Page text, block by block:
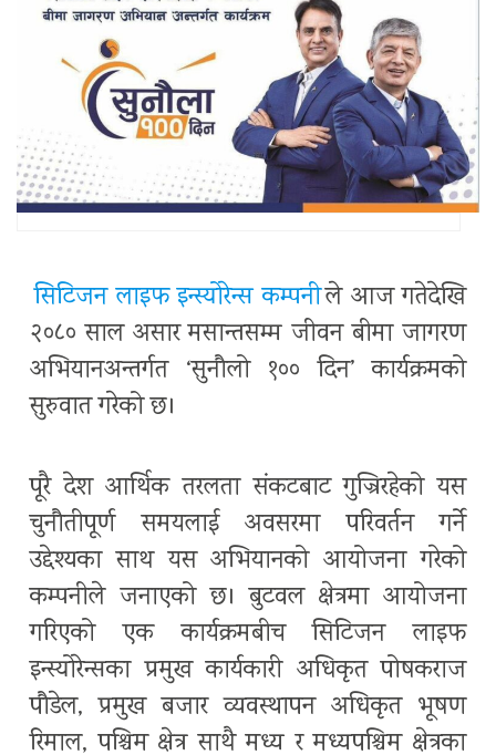
सिटिजन लाइफ इन्स्योरेन्स कम्पनीले आज गतेदेखि
२०८० साल असार मसान्तसम्म जीवन बीमा जागरण
अभियानअन्तर्गत ‘सुनौलो १०० दिन’ कार्यक्रमको
सुरुवात गरेको छ।
पूरै देश आर्थिक तरलता संकटबाट गुज्रिरहेको यस
चुनौतीपूर्ण समयलाई अवसरमा परिवर्तन गर्ने
उद्देश्यका साथ यस अभियानको आयोजना गरेको
कम्पनीले जनाएको छ। बुटवल क्षेत्रमा आयोजना
गरिएको एक कार्यक्रमबीच सिटिजन लाइफ
इन्स्योरेन्सका प्रमुख कार्यकारी अधिकृत पोषकराज
पौडेल, प्रमुख बजार व्यवस्थापन अधिकृत भूषण
रिमाल, पश्चिम क्षेत्र साथै मध्य र मध्यपश्चिम क्षेत्रका